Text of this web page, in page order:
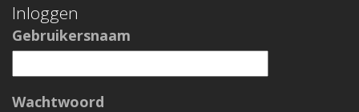
Inloggen
Gebruikersnaam
Wachtwoord